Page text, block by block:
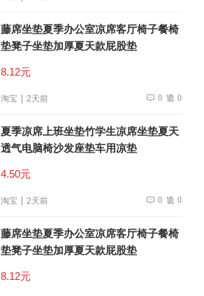
藤席坐垫夏季办公室凉席客厅椅子餐椅
垫凳子坐垫加厚夏天款屁股垫
8.12元
淘宝 2天前 0 0
夏季凉席上班坐垫竹学生凉席坐垫夏天
透气电脑椅沙发座垫车用凉垫
4.50元
淘宝 2天前 0 0
藤席坐垫夏季办公室凉席客厅椅子餐椅
垫凳子坐垫加厚夏天款屁股垫
8.12元